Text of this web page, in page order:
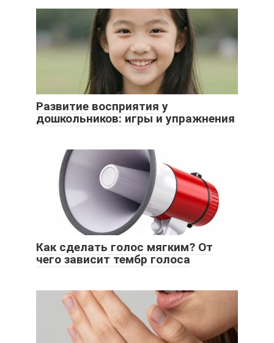
Развитие восприятия у
дошкольников: игры и упражнения
Как сделать голос мягким? От
чего зависит тембр голоса